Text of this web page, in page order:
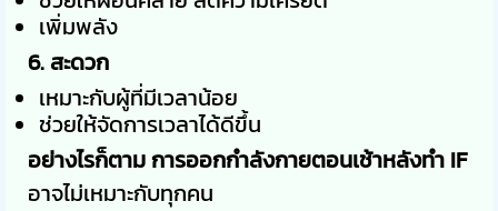
เพิ่มพลัง
6. สะดวก
เหมาะกับผู้ที่มีเวลาน้อย
ช่วยให้จัดการเวลาได้ดีขึ้น
อย่างไรก็ตาม การออกกำลังกายตอนเช้าหลังทำ IF
อาจไม่เหมาะกับทุกคน